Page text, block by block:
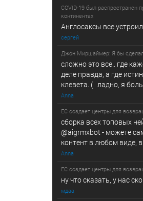
COVID-19 был распространен
континентах
Англосаксы все
сергей
Джон Миршаймер: Я бы
сложно это все.. где
деле правда, а где
клевета. ( ладно, я
Anna
ЕС создает центры для
сборка всех топовых
@­a­i­­gr­mx­b­­o­t - можете
контент в любом виде,
Anna
ЕС создает центры для
ну что сказать, у нас
мдаа